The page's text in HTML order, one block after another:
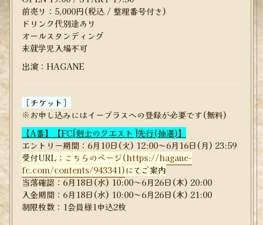
前売り：5,000円(税込 / 整理番号付き)
ドリンク代別途あり
オールスタンディング
未就学児入場不可
出演：HAGANE
［チケット］
※お申し込みにはイープラスへの登録が必要です(無料)
【A番】【FC[剣士のクエスト]先行(抽選)】
エントリー期間：6月10日(火) 12:00～6月16日(月) 23:59
受付URL： こちらのページ(https://hagane-
fc.com/contents/943341)にてご案内
当落確認：6月18日(水) 10:00～6月26日(木) 20:00
入金期間：6月18日(水) 10:00～6月26日(木) 21:00
制限枚数：1会員様1申込2枚